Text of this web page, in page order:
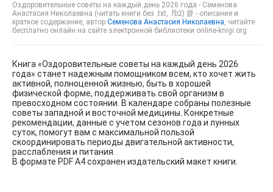
Оздоровительные советы на каждый день 2026 года - Семенова
Анастасия Николаевна (читать книги без .txt, .fb2) 📗 - описание и
краткое содержание, автор Семенова Анастасия Николаевна, читайте
бесплатно онлайн на сайте электронной библиотеки online-knigi.org
Книга «Оздоровительные советы на каждый день 2026
года» станет надежным помощником всем, кто хочет жить
активной, полноценной жизнью, быть в хорошей
физической форме, поддерживать свой организм в
превосходном состоянии. В календаре собраны полезные
советы западной и восточной медицины. Конкретные
рекомендации, данные с учетом сезонов года и лунных
суток, помогут вам с максимальной пользой
скоординировать периоды двигательной активности,
расслабления и питания.
В формате PDF A4 сохранен издательский макет книги.